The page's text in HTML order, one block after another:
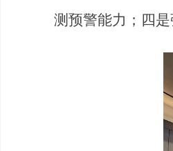
测预警能力 ；四是